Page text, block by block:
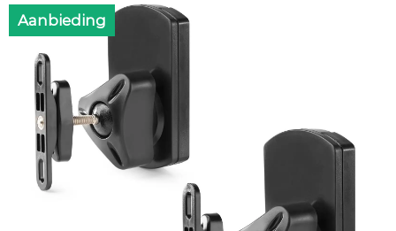
Aanbieding